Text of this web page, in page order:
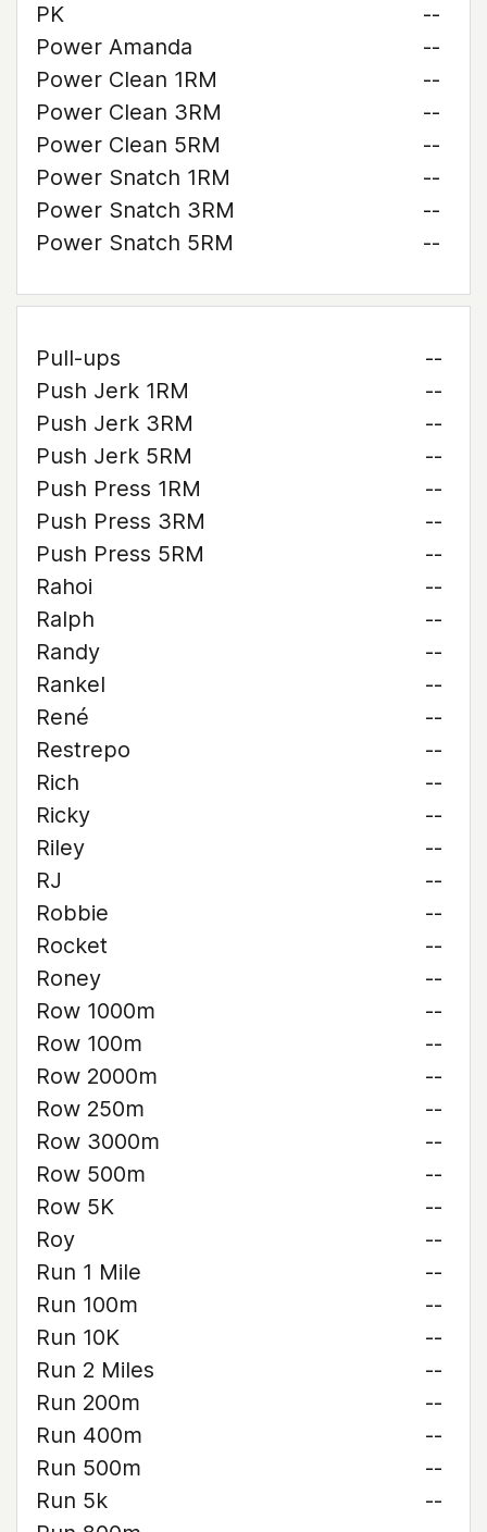
PK
--
Power Amanda
--
Power Clean 1RM
--
Power Clean 3RM
--
Power Clean 5RM
--
Power Snatch 1RM
--
Power Snatch 3RM
--
Power Snatch 5RM
--
Pull-ups
--
Push Jerk 1RM
--
Push Jerk 3RM
--
Push Jerk 5RM
--
Push Press 1RM
--
Push Press 3RM
--
Push Press 5RM
--
Rahoi
--
Ralph
--
Randy
--
Rankel
--
René
--
Restrepo
--
Rich
--
Ricky
--
Riley
--
RJ
--
Robbie
--
Rocket
--
Roney
--
Row 1000m
--
Row 100m
--
Row 2000m
--
Row 250m
--
Row 3000m
--
Row 500m
--
Row 5K
--
Roy
--
Run 1 Mile
--
Run 100m
--
Run 10K
--
Run 2 Miles
--
Run 200m
--
Run 400m
--
Run 500m
--
Run 5k
--